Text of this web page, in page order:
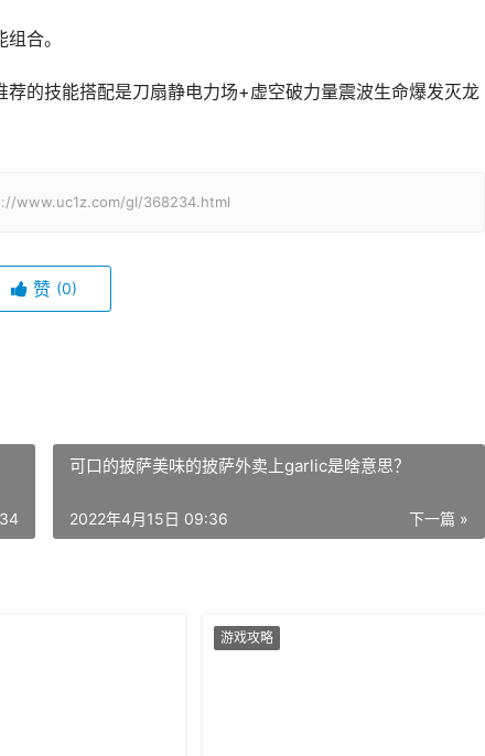
合。
的技能搭配是刀扇静电力场+虚空破力量震波生命爆发灭龙
www.uc1z.com/gl/368234.html
赞 (0)
可口的披萨美味的披萨外卖上garlic是啥意思？
下一篇 »
2022年4月15日 09:36
游戏攻略